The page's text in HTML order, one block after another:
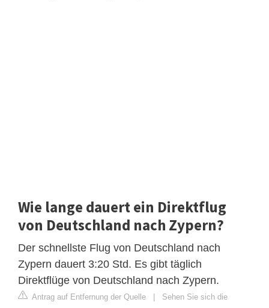
Wie lange dauert ein Direktflug
von Deutschland nach Zypern?
Der schnellste Flug von Deutschland nach
Zypern dauert 3:20 Std. Es gibt täglich
Direktflüge von Deutschland nach Zypern.
Antrag auf Entfernung der Quelle | Sehen Sie sich die